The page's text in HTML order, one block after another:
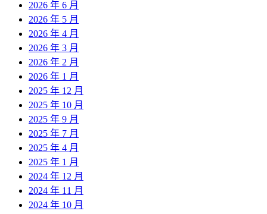
2026 年 6 月
2026 年 5 月
2026 年 4 月
2026 年 3 月
2026 年 2 月
2026 年 1 月
2025 年 12 月
2025 年 10 月
2025 年 9 月
2025 年 7 月
2025 年 4 月
2025 年 1 月
2024 年 12 月
2024 年 11 月
2024 年 10 月